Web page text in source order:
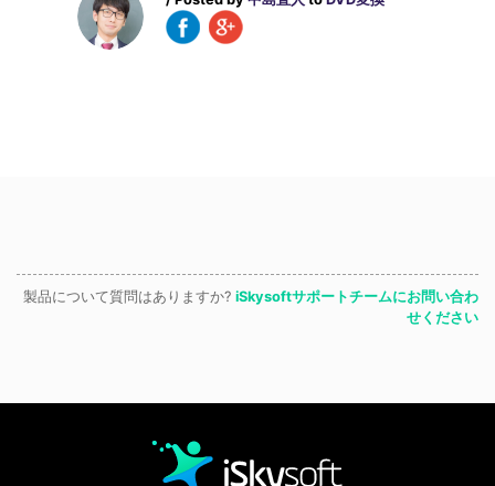
製品について質問はありますか? iSkysoftサポートチームにお問い合わ
せください